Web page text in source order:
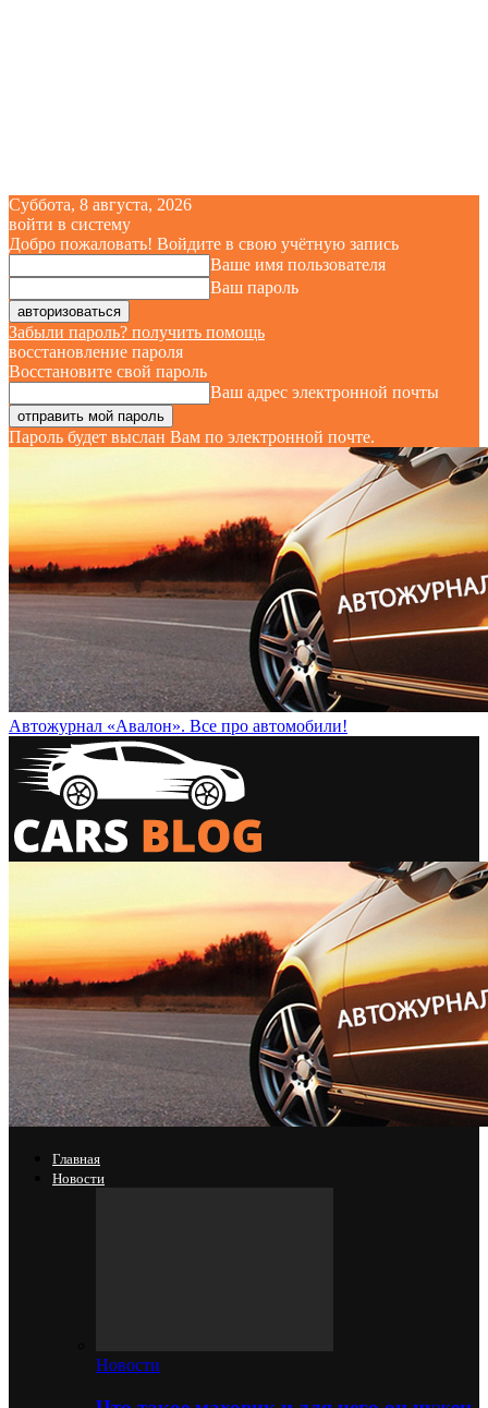
Суббота, 8 августа, 2026
войти в систему
Добро пожаловать! Войдите в свою учётную запись
Ваше имя пользователя
Ваш пароль
Забыли пароль? получить помощь
восстановление пароля
Восстановите свой пароль
Ваш адрес электронной почты
Пароль будет выслан Вам по электронной почте.
Автожурнал «Авалон». Все про автомобили!
Главная
Новости
Новости